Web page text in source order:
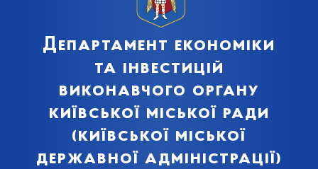
Департамент економіки
та інвестицій
виконавчого органу
київської міської ради
(київської міської
державної адміністрації)